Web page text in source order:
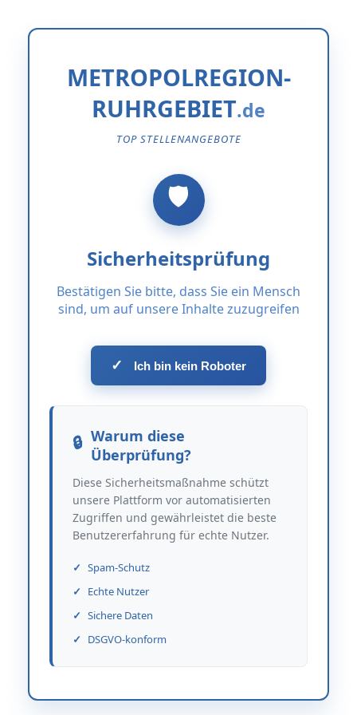
METROPOLREGION-
RUHRGEBIET
TOP STELLENANGEBOTE
Sicherheitsprüfung
Bestätigen Sie bitte, dass Sie ein Mensch
sind, um auf unsere Inhalte zuzugreifen
✓ Ich bin kein Roboter
Warum diese
Überprüfung?
Diese Sicherheitsmaßnahme schützt
unsere Plattform vor automatisierten
Zugriffen und gewährleistet die beste
Benutzererfahrung für echte Nutzer.
Spam-Schutz
Echte Nutzer
Sichere Daten
DSGVO-konform